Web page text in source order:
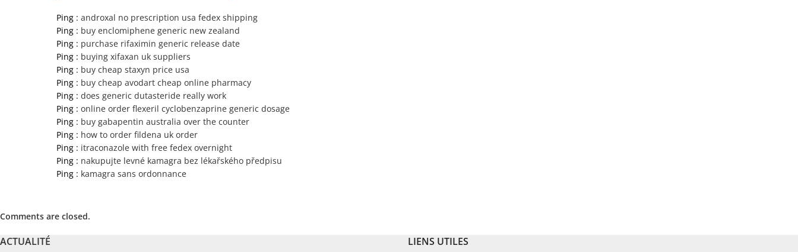
Ping : androxal no prescription usa fedex shipping
Ping : buy enclomiphene generic new zealand
Ping : purchase rifaximin generic release date
Ping : buying xifaxan uk suppliers
Ping : buy cheap staxyn price usa
Ping : buy cheap avodart cheap online pharmacy
Ping : does generic dutasteride really work
Ping : online order flexeril cyclobenzaprine generic dosage
Ping : buy gabapentin australia over the counter
Ping : how to order fildena uk order
Ping : itraconazole with free fedex overnight
Ping : nakupujte levné kamagra bez lékařského předpisu
Ping : kamagra sans ordonnance
Comments are closed.
ACTUALITÉ LIENS UTILES